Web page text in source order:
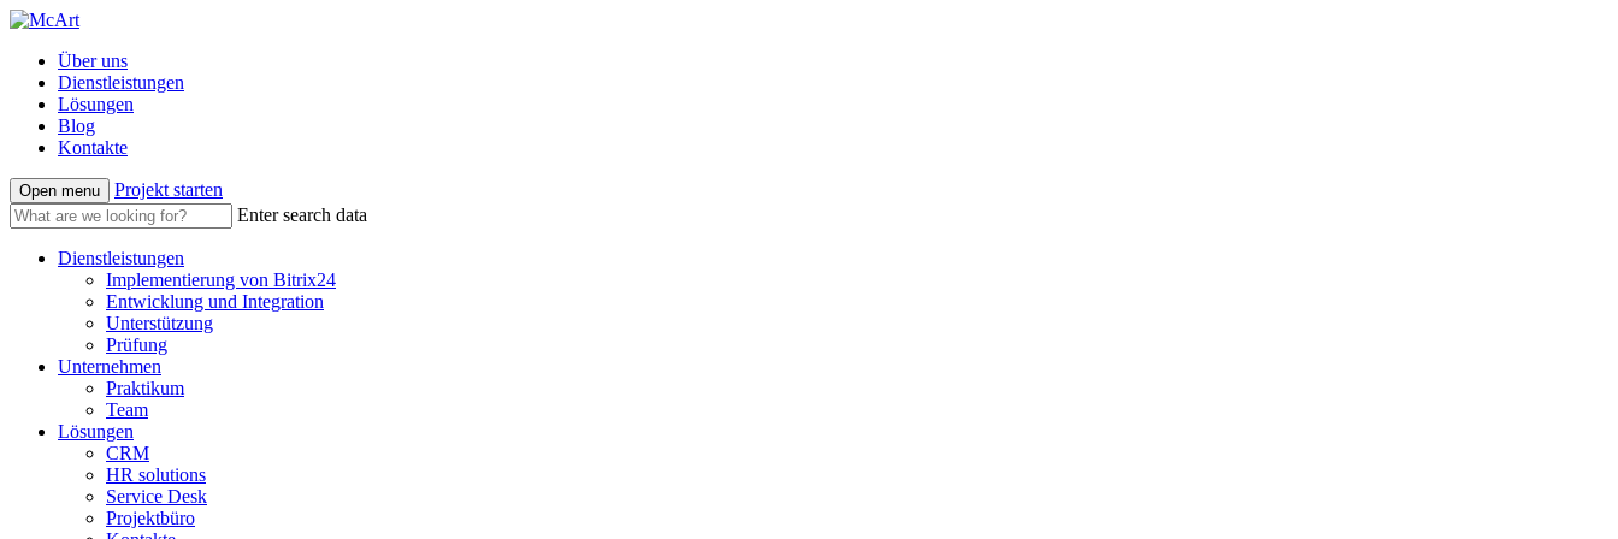
Über uns
Dienstleistungen
Lösungen
Blog
Kontakte
Open menu
Projekt starten
Enter search data
Dienstleistungen
Implementierung von Bitrix24
Entwicklung und Integration
Unterstützung
Prüfung
Unternehmen
Praktikum
Team
Lösungen
CRM
HR solutions
Service Desk
Projektbüro